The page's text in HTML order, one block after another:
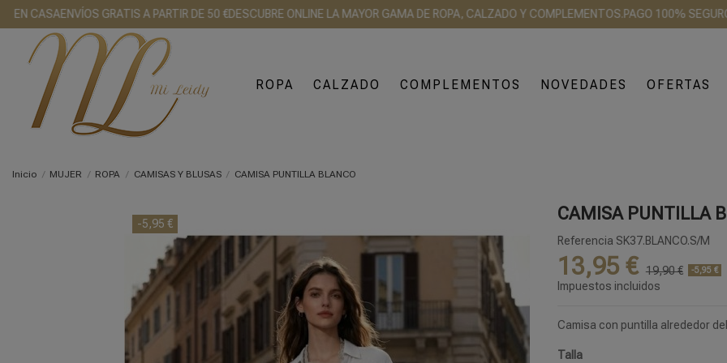
ENVÍOS GRATIS A PARTIR DE 50 €DESCUBRE ONLINE LA MAYOR GAMA DE ROPA, CALZADO Y COMPLEMENTOS.PAGO 100% SEGURO
ROPA CALZADO COMPLEMENTOS NOVEDADES OFERTAS
Inicio MUJER ROPA CAMISAS Y BLUSAS CAMISA PUNTILLA BLANCO
-5,95 € CAMISA PUNTILLA
Referencia SK37.BLANCO.S/M
13,95 € 19,90 € -5,95 €
Impuestos incluidos
Camisa con puntilla alrededor
Talla